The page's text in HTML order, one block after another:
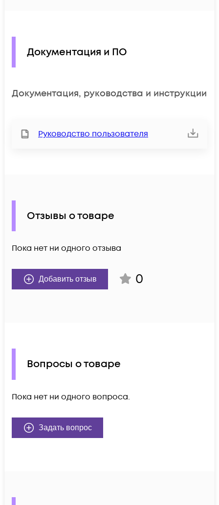
Документация и ПО
Документация, руководства и инструкции
Руководство пользователя
Отзывы о товаре
Пока нет ни одного отзыва
Добавить отзыв 0
Вопросы о товаре
Пока нет ни одного вопроса.
Задать вопрос